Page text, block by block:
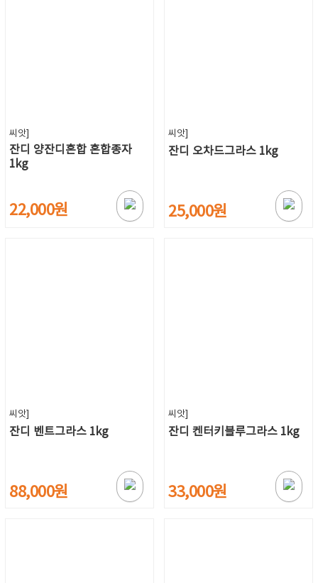
씨앗]
잔디 양잔디혼합 혼합종자
1kg
22,000원
씨앗]
잔디 오차드그라스 1kg
25,000원
씨앗]
잔디 벤트그라스 1kg
88,000원
씨앗]
잔디 켄터키블루그라스 1kg
33,000원